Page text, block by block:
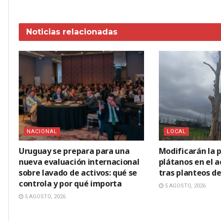
Noticias relacionadas
NACIONAL
Uruguay se prepara para una
nueva evaluación internacional
sobre lavado de activos: qué se
controla y por qué importa
5 AGOSTO, 2026
LOCAL
Modificarán la
plátanos en el
tras planteos
5 AGOSTO, 2026